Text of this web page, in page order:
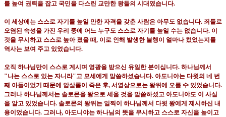
를 높여 권력을 잡고 국민을 다스린 교만한 왕들의 시대였습니다.
이 세상에는 스스로 자기를 높일 만한 자격을 갖춘 사람은 아무도 없습니다. 죄들로
오염된 속성을 가진 우리 중에 어느 누구도 스스로 자기를 높일 수는 없습니다. 이
것을 무시하고 스스로 높아 졌을 때, 이로 인해 발생한 불행이 얼마나 컸었는지를
역사는 보여 주고 있었습니다.
오직 하나님만이 스스로 계시며 영광을 받으신 유일한 분이십니다. 하나님께서
"나는 스스로 있는 자니라"고 모세에게 말씀하셨습니다. 아도니야는 다윗의 네 번
째 아들이었기 때문에 압살롬이 죽은 후, 서열상으로는 왕위에 오를 수 있었습니다.
그러나 하나님께서는 솔로몬을 왕으로 세울 것을 말씀하셨고 아도니야도 이 사실
을 알고 있었습니다. 솔로몬의 왕위는 일찍이 하나님께서 다윗 왕에게 제시하신 내
용이었습니다. 그러나, 아도니야는 하나님의 뜻을 무시하고 스스로 자신을 높이고